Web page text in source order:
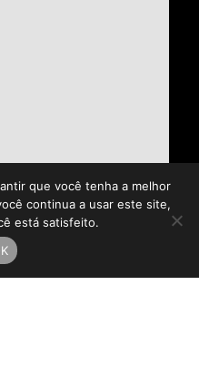
que você tenha a melhor
continua a usar este site,
está satisfeito.